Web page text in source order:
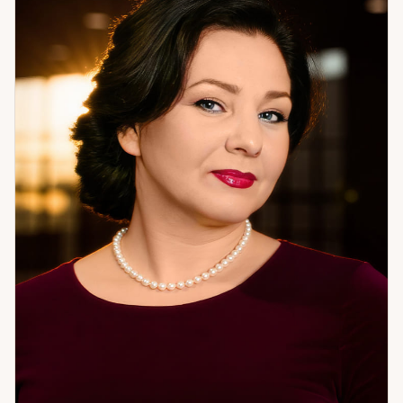
изменилась кардинально. Я помогаю разобраться в том,
что происходит, и найти путь к результату. Не теорию — а
то, что можно применить. Если вам нужна системная
работа с ситуацией — приходите.